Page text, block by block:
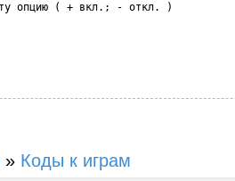
этy oпцию ( + вкл.; - oткл. )
» Коды к играм